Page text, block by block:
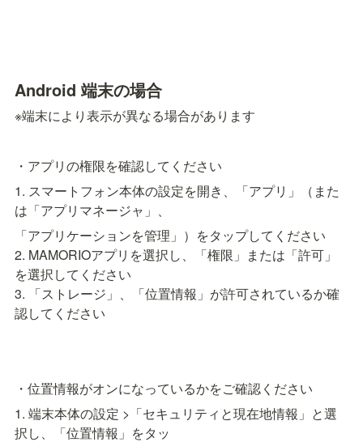
Android 端末の場合
※端末により表示が異なる場合があります
・アプリの権限を確認してください
1. スマートフォン本体の設定を開き、「アプリ」（また
は「アプリマネージャ」、
「アプリケーションを管理」）をタップしてください
2. MAMORIOアプリを選択し、「権限」または「許可」
を選択してください
3. 「ストレージ」、「位置情報」が許可されているか確
認してください
・位置情報がオンになっているかをご確認ください
1. 端末本体の設定 >「セキュリティと現在地情報」と選
択し、「位置情報」をタッ